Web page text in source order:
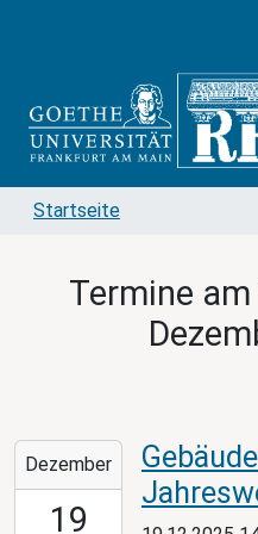
Startseite
Termine
2025-
19T14:00:00+01:00
Dezember
19